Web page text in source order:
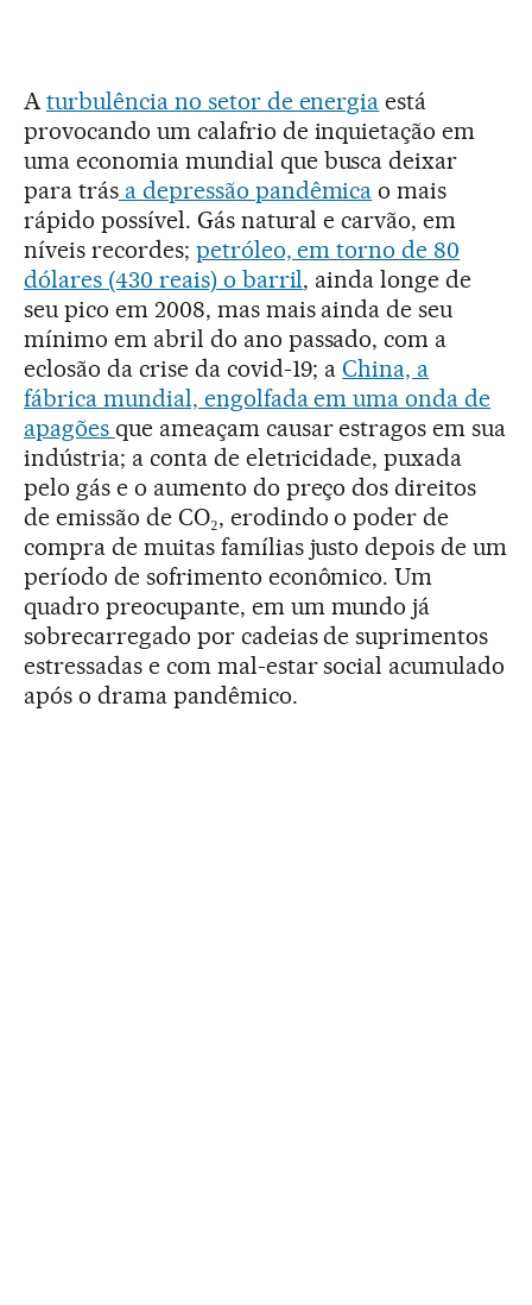
Aturbulência no setor de energia está
provocando um calafrio de inquietação em
uma economia mundial que busca deixar
para trása depressão pandêmica o mais
rápido possível. Gás natural e carvão, em
níveis recordes; petróleo, em torno de 80
dólares (430 reais) o barril, ainda longe de
seu pico em 2008, mas mais ainda de seu
mínimo em abril do ano passado, com a
eclosão da crise da covid-19; aChina, a
fábrica mundial, engolfada em uma onda de
apagões que ameaçam causar estragos em sua
indústria; a conta de eletricidade, puxada
pelo gás e o aumento do preço dos direitos
de emissão de CO₂, erodindo o poder de
compra de muitas famílias justo depois de um
período de sofrimento econômico. Um
quadro preocupante, em um mundo já
sobrecarregado por cadeias de suprimentos
estressadas e com mal-estar social acumulado
após o drama pandêmico.